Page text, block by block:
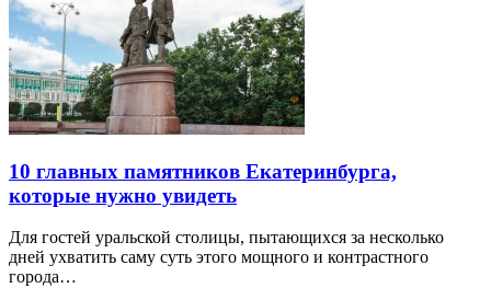
10 главных памятников Екатеринбурга,
которые нужно увидеть
Для гостей уральской столицы, пытающихся за несколько
дней ухватить саму суть этого мощного и контрастного
города…